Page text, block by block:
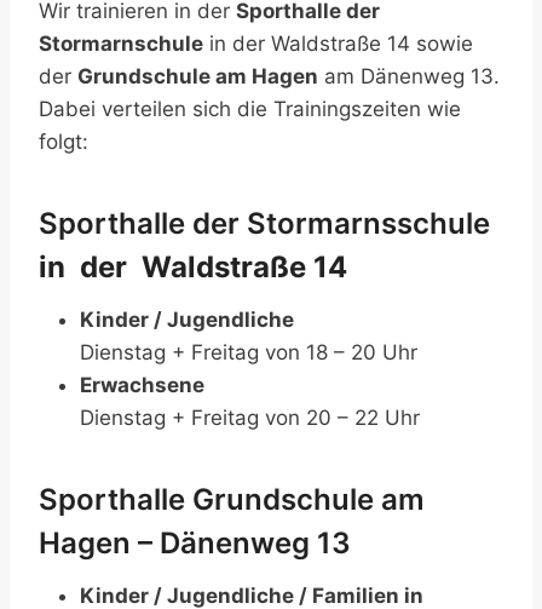
Wir trainieren in der Sporthalle der
Stormarnschule in der Waldstraße 14 sowie
der Grundschule am Hagen am Dänenweg 13.
Dabei verteilen sich die Trainingszeiten wie
folgt:
Sporthalle der Stormarnsschule
in der Waldstraße 14
Kinder / Jugendliche
Dienstag + Freitag von 18 – 20 Uhr
Erwachsene
Dienstag + Freitag von 20 – 22 Uhr
Sporthalle Grundschule am
Hagen – Dänenweg 13
Kinder / Jugendliche / Familien in